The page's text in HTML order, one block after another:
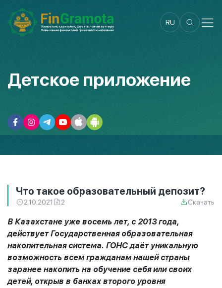
RU
Детское приложение
Что такое образовательный депозит?
2.10.2021 2 Скачать
В Казахстане уже восемь лет, с 2013 года,
действует Государственная образовательная
накопительная система. ГОНС даёт уникальную
возможность всем гражданам нашей страны
заранее накопить на обучение себя или своих
детей, открыв в банках второго уровня